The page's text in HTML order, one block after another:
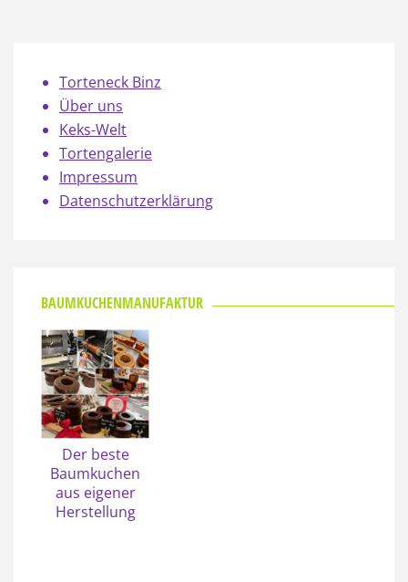
Torteneck Binz
Über uns
Keks-Welt
Tortengalerie
Impressum
Datenschutzerklärung
BAUMKUCHENMANUFAKTUR
Der beste
Baumkuchen
aus eigener
Herstellung